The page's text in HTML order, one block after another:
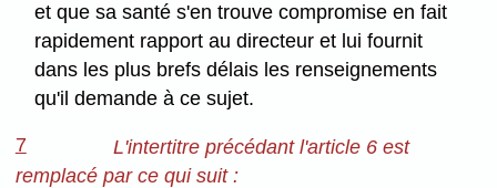
et que sa santé s'en trouve compromise en fait
rapidement rapport au directeur et lui fournit
dans les plus brefs délais les renseignements
qu'il demande à ce sujet.
7
L'intertitre précédant l'article 6 est
remplacé par ce qui suit :